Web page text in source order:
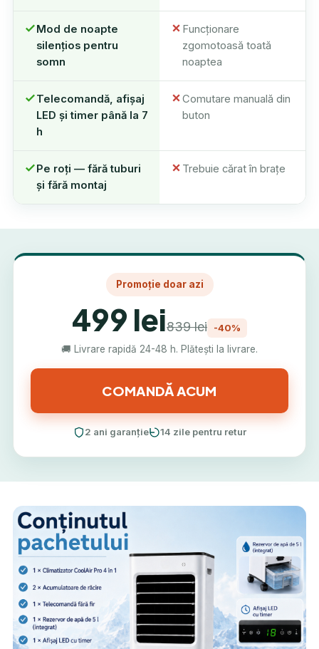
Mod de noapte
silențios pentru
somn
Funcționare
zgomotoasă toată
noaptea
Telecomandă, afișaj
LED și timer până la 7
h
Comutare manuală din
buton
Pe roți — fără tuburi
și fără montaj
Trebuie cărat în brațe
Promoție doar azi
499 lei839 lei
-40%
🚚 Livrare rapidă 24-48 h. Plătești la livrare.
COMANDĂ ACUM
2 ani garanție 14 zile pentru retur